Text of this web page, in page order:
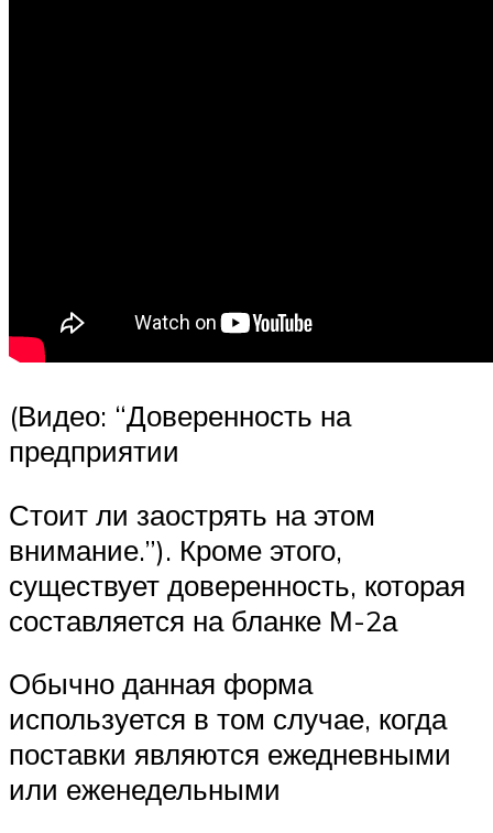
(Видео: “Доверенность на
предприятии
Стоит ли заострять на этом
внимание.”). Кроме этого,
существует доверенность, которая
составляется на бланке М-2а
Обычно данная форма
используется в том случае, когда
поставки являются ежедневными
или еженедельными